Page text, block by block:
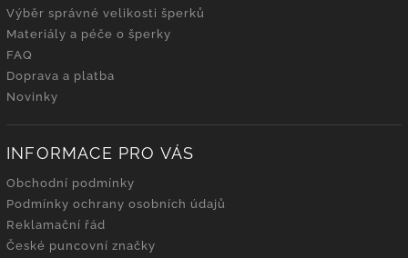
Výběr správné velikosti šperků
Materiály a péče o šperky
FAQ
Doprava a platba
Novinky
INFORMACE PRO VÁS
Obchodní podmínky
Podmínky ochrany osobních údajů
Reklamační řád
České puncovní značky